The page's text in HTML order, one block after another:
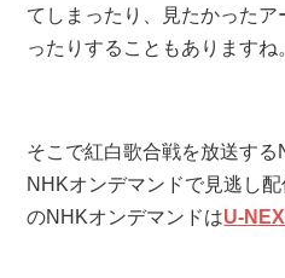
てしまったり、見たかったア
ったりすることもありますね
そこで紅白歌合戦を放送す
NHKオンデマンドで見逃し
のNHKオンデマンドはU-